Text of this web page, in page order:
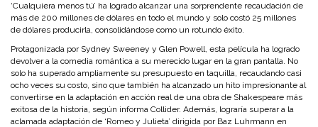
‘Cualquiera menos tú’ ha logrado alcanzar una sorprendente recaudación de
más de 200 millones de dólares en todo el mundo y solo costó 25 millones
de dólares producirla, consolidándose como un rotundo éxito.
Protagonizada por Sydney Sweeney y Glen Powell, esta película ha logrado
devolver a la comedia romántica a su merecido lugar en la gran pantalla. No
solo ha superado ampliamente su presupuesto en taquilla, recaudando casi
ocho veces su costo, sino que también ha alcanzado un hito impresionante al
convertirse en la adaptación en acción real de una obra de Shakespeare más
exitosa de la historia, según informa Collider. Además, lograría superar a la
aclamada adaptación de ‘Romeo y Julieta’ dirigida por Baz Luhrmann en